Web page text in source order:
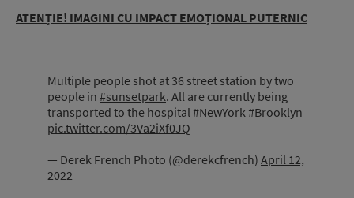
ATENȚIE! IMAGINI CU IMPACT EMOȚIONAL PUTERNIC
Multiple people shot at 36 street station by two
people in #sunsetpark. All are currently being
transported to the hospital#NewYork#Brooklyn
pic.twitter.com/3Va2iXf0JQ
— Derek French Photo (@derekcfrench) April 12,
2022